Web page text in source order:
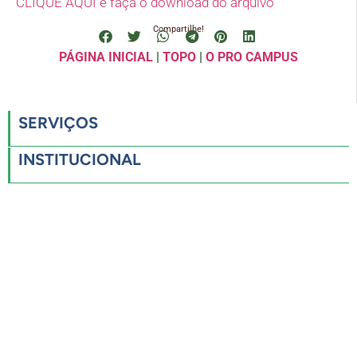
Compartilhe!
PÁGINA INICIAL| TOPO| O PRO CAMPUS
SERVIÇOS
INSTITUCIONAL